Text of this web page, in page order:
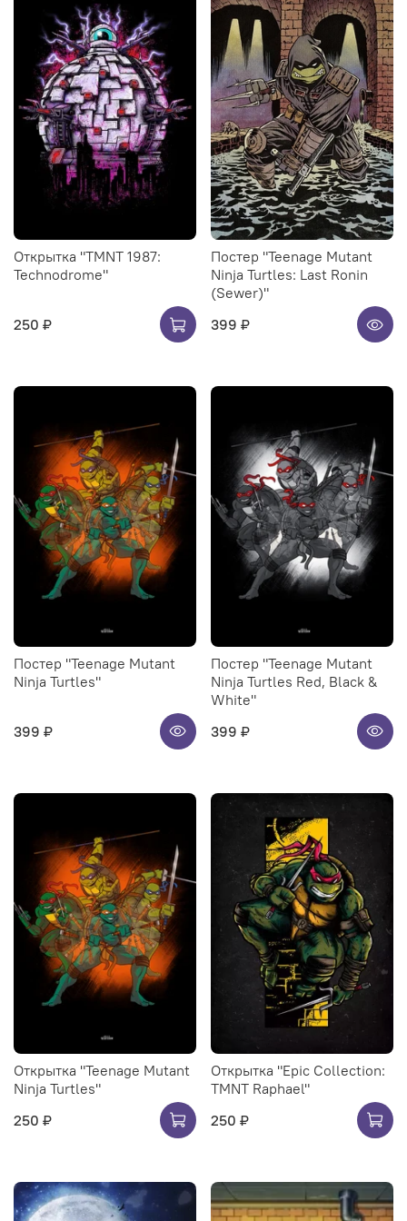
Открытка "TMNT 1987:
Technodrome"
250 ₽
Постер "Teenage Mutant
Ninja Turtles: Last Ronin
(Sewer)"
399 ₽
Постер "Teenage Mutant
Ninja Turtles"
399 ₽
Постер "Teenage Mutant
Ninja Turtles Red, Black &
White"
399 ₽
Открытка "Teenage Mutant
Ninja Turtles"
250 ₽
Открытка "Epic Collection:
TMNT Raphael"
250 ₽